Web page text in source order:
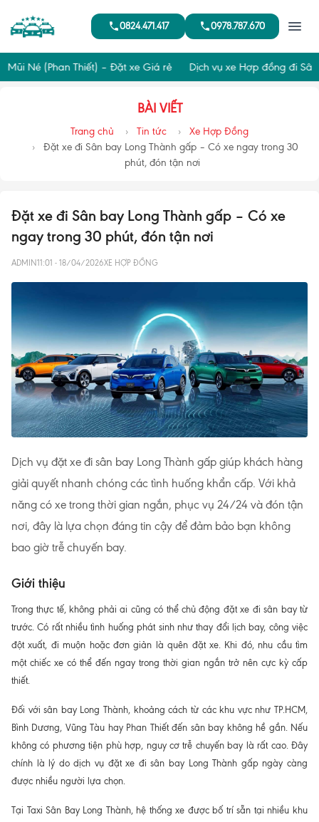
0824.471.417 0978.787.670
Né (Phan Thiết) – Đặt xe Giá rẻ Dịch vụ xe Hợp đồng đi Sân
BÀI VIẾT
Trang chủ Tin tức
Xe Hợp Đồng
Đặt xe đi Sân bay Long Thành gấp – Có xe ngay trong 30
phút, đón tận nơi
Đặt xe đi Sân bay Long Thành gấp – Có xe
ngay trong 30 phút, đón tận nơi
ADMIN11:01 - 18/04/2026XE HỢP ĐỒNG
Dịch vụ đặt xe đi sân bay Long Thành gấp giúp khách hàng
giải quyết nhanh chóng các tình huống khẩn cấp. Với khả
năng có xe trong thời gian ngắn, phục vụ 24/24 và đón tận
nơi, đây là lựa chọn đáng tin cậy để đảm bảo bạn không
bao giờ trễ chuyến bay.
Giới thiệu
Trong thực tế, không phải ai cũng có thể chủ động đặt xe đi sân bay từ
trước. Có rất nhiều tình huống phát sinh như thay đổi lịch bay, công việc
đột xuất, đi muộn hoặc đơn giản là quên đặt xe. Khi đó, nhu cầu tìm
một chiếc xe có thể đến ngay trong thời gian ngắn trở nên cực kỳ cấp
thiết.
Đối với sân bay Long Thành, khoảng cách từ các khu vực như TP.HCM,
Bình Dương, Vũng Tàu hay Phan Thiết đến sân bay không hề gần. Nếu
không có phương tiện phù hợp, nguy cơ trễ chuyến bay là rất cao. Đây
chính là lý do dịch vụ đặt xe đi sân bay Long Thành gấp ngày càng
được nhiều người lựa chọn.
Tại Taxi Sân Bay Long Thành, hệ thống xe được bố trí sẵn tại nhiều khu